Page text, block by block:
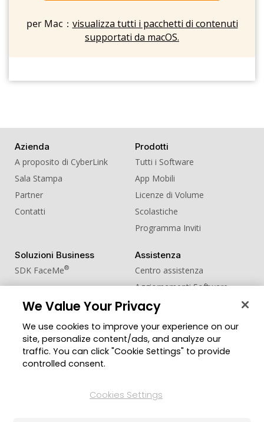
per Mac： visualizza tutti i pacchetti di contenuti
supportati da macOS.
Azienda
A proposito di CyberLink
Sala Stampa
Partner
Contatti
Prodotti
Tutti i Software
App Mobili
Licenze di Volume
Scolastiche
Programma Inviti
Soluzioni Business
SDK FaceMe®
Assistenza
Centro assistenza
Aggiornamenti Software
Centro Apprendimento
Comunità
Zona Utenti
Blog
Cambia regione
We Value Your Privacy
We use cookies to improve your experience on our
site, personalize content/ads, and analyze our
traffic. You can click "Cookie Settings" to provide
controlled consent.
Cookies Settings